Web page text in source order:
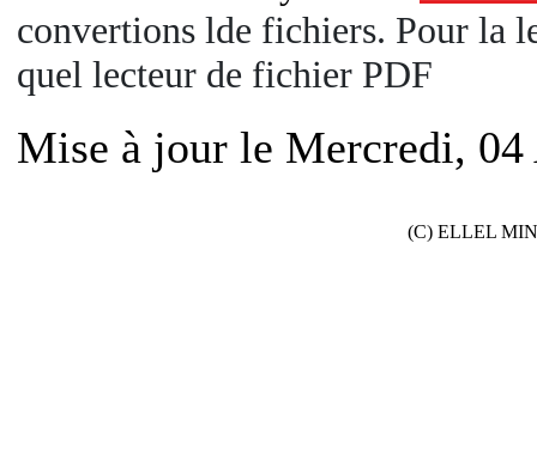
convertions lde fichiers. Pour la
quel lecteur de fichier PDF
Mise à jour le Mercredi, 04
(C) ELLEL